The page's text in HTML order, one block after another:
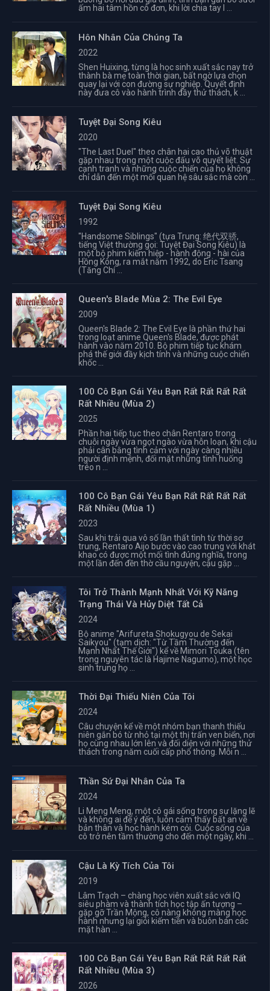
ấm hai tâm hồn cô đơn, khi lời chia tay l ...
Hôn Nhân Của Chúng Ta
2022
Shen Huixing, từng là học sinh xuất sắc nay trở
thành bà mẹ toàn thời gian, bất ngờ lựa chọn
quay lại với con đường sự nghiệp. Quyết định
này đưa cô vào hành trình đầy thử thách, k ...
Tuyệt Đại Song Kiêu
2020
"The Last Duel" theo chân hai cao thủ võ thuật
gặp nhau trong một cuộc đấu võ quyết liệt. Sự
cạnh tranh và những cuộc chiến của họ không
chỉ dẫn đến một mối quan hệ sâu sắc mà còn ...
Tuyệt Đại Song Kiêu
1992
"Handsome Siblings" (tựa Trung: 绝代双骄,
tiếng Việt thường gọi: Tuyệt Đại Song Kiêu) là
một bộ phim kiếm hiệp - hành động - hài của
Hồng Kông, ra mắt năm 1992, do Eric Tsang
(Tăng Chí ...
Queen's Blade Mùa 2: The Evil Eye
2009
Queen's Blade 2: The Evil Eye là phần thứ hai
trong loạt anime Queen's Blade, được phát
hành vào năm 2010. Bộ phim tiếp tục khám
phá thế giới đầy kịch tính và những cuộc chiến
khốc ...
100 Cô Bạn Gái Yêu Bạn Rất Rất Rất Rất
Rất Nhiều (Mùa 2)
2025
Phần hai tiếp tục theo chân Rentaro trong
chuỗi ngày vừa ngọt ngào vừa hỗn loạn, khi cậu
phải cân bằng tình cảm với ngày càng nhiều
người định mệnh, đối mặt những tình huống
tréo n ...
100 Cô Bạn Gái Yêu Bạn Rất Rất Rất Rất
Rất Nhiều (Mùa 1)
2023
Sau khi trải qua vô số lần thất tình từ thời sơ
trung, Rentaro Aijo bước vào cao trung với khát
khao có được một mối tình đúng nghĩa, trong
một lần đến đền thờ cầu nguyện, cậu gặp ...
Tôi Trở Thành Mạnh Nhất Với Kỹ Năng
Trạng Thái Và Hủy Diệt Tất Cả
2024
Bộ anime "Arifureta Shokugyou de Sekai
Saikyou" (tạm dịch: "Từ Tầm Thường đến
Mạnh Nhất Thế Giới") kể về Mimori Touka (tên
trong nguyên tác là Hajime Nagumo), một học
sinh trung họ ...
Thời Đại Thiếu Niên Của Tôi
2024
Câu chuyện kể về một nhóm bạn thanh thiếu
niên gắn bó từ nhỏ tại một thị trấn ven biển, nơi
họ cùng nhau lớn lên và đối diện với những thử
thách trong năm cuối cấp phổ thông. Mỗi n ...
Thần Sứ Đại Nhân Của Ta
2024
Li Meng Meng, một cô gái sống trong sự lặng lẽ
và không ai để ý đến, luôn cảm thấy bất an về
bản thân và học hành kém cỏi. Cuộc sống của
cô trở nên tầm thường cho đến một ngày, khi ...
Cậu Là Kỳ Tích Của Tôi
2019
Lâm Trạch – chàng học viên xuất sắc với IQ
siêu phàm và thành tích học tập ấn tượng –
gặp gỡ Trần Mộng, cô nàng không màng học
hành nhưng lại giỏi kiếm tiền và buôn bán các
mặt hàn ...
100 Cô Bạn Gái Yêu Bạn Rất Rất Rất Rất
Rất Nhiều (Mùa 3)
2026